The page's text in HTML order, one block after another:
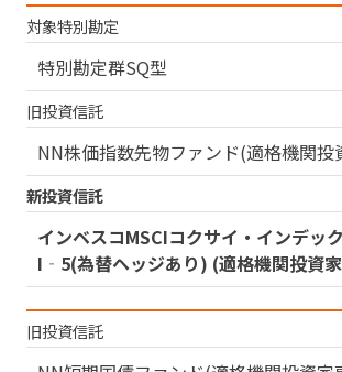
対象特別勘定
特別勘定群SQ型
旧投資信託
NN株価指数先物ファンド(適格機関投
新投資信託
インベスコMSCIコクサイ・インデッ
I‐5(為替ヘッジあり) (適格機関投資
旧投資信託